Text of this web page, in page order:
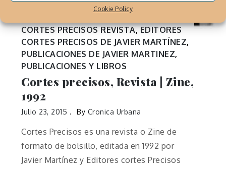
Cookie Policy
CORTES PRECISOS REVISTA,EDITORES
CORTES PRECISOS DE JAVIER MARTÍNEZ,
PUBLICACIONES DE JAVIER MARTINEZ,
PUBLICACIONES Y LIBROS
Cortes precisos, Revista | Zine,
1992
Julio 23, 2015 By Cronica Urbana
Cortes Precisos es una revista o Zine de
formato de bolsillo, editada en 1992 por
Javier Martínez y Editores cortes Precisos